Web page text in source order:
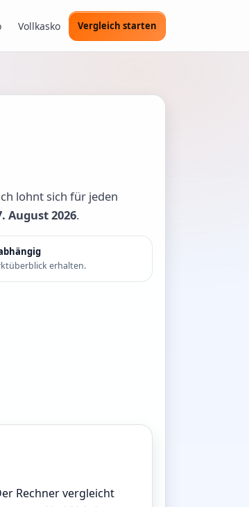
Vollkasko Vergleich starten
lohnt sich für jeden
August 2026.
erhalten.
Rechner vergleicht